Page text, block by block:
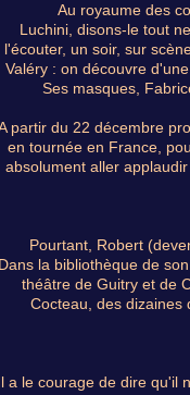
Au royaume des
Luchini, disons-le tout
l'écouter, un soir, sur
Valéry : on découvre
Ses masques,
partir du 22 décembre
en tournée en France,
absolument aller
Pourtant, Robert
Dans la bibliothèque de
théâtre de Guitry et de
Cocteau, des dizaines
a le courage de dire qu'il